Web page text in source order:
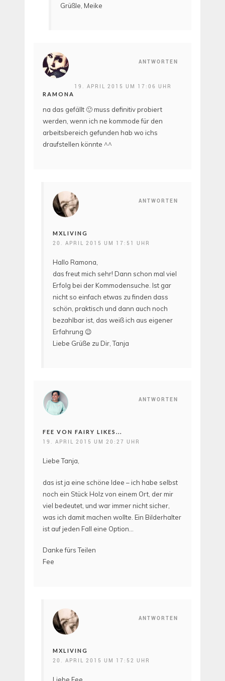
Grüßle, Meike
ANTWORTEN
RAMONA
19. APRIL 2015 UM 17:06 UHR
na das gefällt 🙂 muss definitiv probiert
werden, wenn ich ne kommode für den
arbeitsbereich gefunden hab wo ichs
draufstellen könnte ^^
ANTWORTEN
MXLIVING
20. APRIL 2015 UM 17:51 UHR
Hallo Ramona,
das freut mich sehr! Dann schon mal viel
Erfolg bei der Kommodensuche. Ist gar
nicht so einfach etwas zu finden dass
schön, praktisch und dann auch noch
bezahlbar ist, das weiß ich aus eigener
Erfahrung 😉
Liebe Grüße zu Dir, Tanja
ANTWORTEN
FEE VON FAIRY LIKES...
19. APRIL 2015 UM 20:27 UHR
Liebe Tanja,
das ist ja eine schöne Idee – ich habe selbst
noch ein Stück Holz von einem Ort, der mir
viel bedeutet, und war immer nicht sicher,
was ich damit machen wollte. Ein Bilderhalter
ist auf jeden Fall eine Option…
Danke fürs Teilen
Fee
ANTWORTEN
MXLIVING
20. APRIL 2015 UM 17:52 UHR
Liebe Fee,